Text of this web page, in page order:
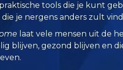
tools die je kunt
je nergens anders zult
laat vele mensen uit de
blijven, gezond blijven en